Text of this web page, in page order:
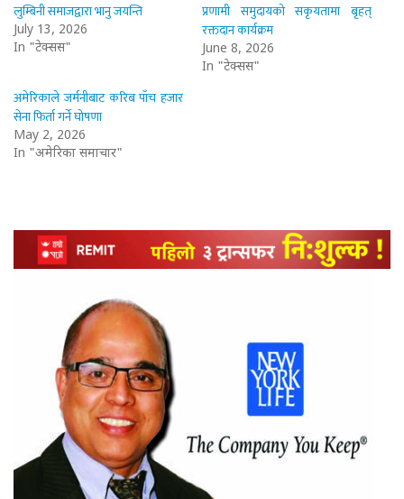
लुम्बिनी समाजद्वारा भानु जयन्ति
July 13, 2026
In "टेक्सस"
प्रणामी समुदायको सकृयतामा बृहत्
रक्तदान कार्यक्रम
June 8, 2026
In "टेक्सस"
अमेरिकाले जर्मनीबाट करिब पाँच हजार
सेना फिर्ता गर्ने घोषणा
May 2, 2026
In "अमेरिका समाचार"